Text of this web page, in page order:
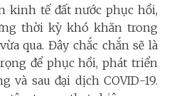
kinh tế đất nước phục hồi,
thời kỳ khó khăn trong
qua. Đây chắc chắn sẽ là
để phục hồi, phát triển
và sau đại dịch COVID-19.